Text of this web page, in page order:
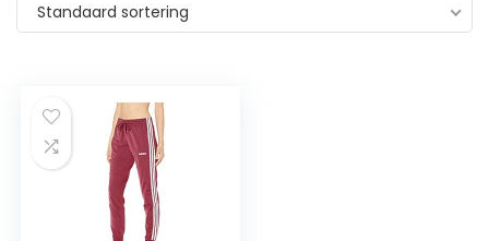
Standaard sortering